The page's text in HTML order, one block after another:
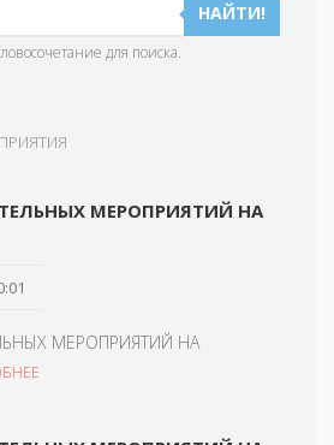
НАЙТИ!
для поиска.
МЕРОПРИЯТИЙ НА
МЕРОПРИЯТИЙ НА